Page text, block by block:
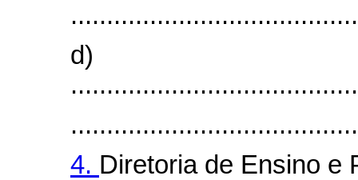
d)
4. Diretoria de Ensino e